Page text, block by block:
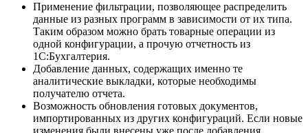
Применение фильтрации, позволяющее распределить
данные из разных программ в зависимости от их типа.
Таким образом можно брать товарные операции из
одной конфигурации, а прочую отчетность из
1С:Бухгалтерия.
Добавление данных, содержащих именно те
аналитические выкладки, которые необходимы
получателю отчета.
Возможность обновления готовых документов,
импортированных из других конфигураций. Если новые
изменения были внесены уже после добавления